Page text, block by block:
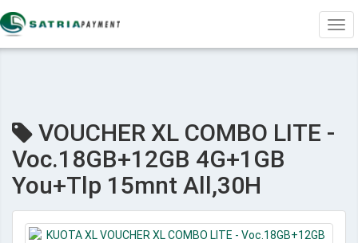
VOUCHER XL COMBO LITE -
Voc.18GB+12GB 4G+1GB
You+Tlp 15mnt All,30H